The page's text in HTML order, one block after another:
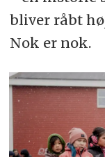
bliver råbt
Nok er nok.